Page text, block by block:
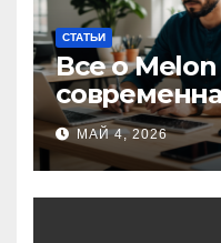
СТАТЬИ
Все о
для
любителей
МАЙ 4, 2026